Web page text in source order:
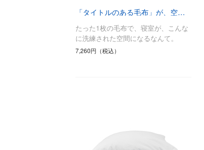
「タイトルのある毛布」が、空間を変える
たった1枚の毛布で、寝室が、こんな
に洗練された空間になるなんて。
7,260円（税込）